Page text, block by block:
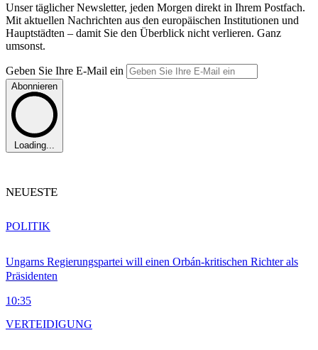
Unser täglicher Newsletter, jeden Morgen direkt in Ihrem Postfach.
Mit aktuellen Nachrichten aus den europäischen Institutionen und
Hauptstädten – damit Sie den Überblick nicht verlieren. Ganz
umsonst.
Geben Sie Ihre E-Mail ein
Abonnieren
Loading...
NEUESTE
Ungarns Regierungspartei will einen Orbán-kritischen Richter als
Präsidenten
10:35
POLITIK
VERTEIDIGUNG